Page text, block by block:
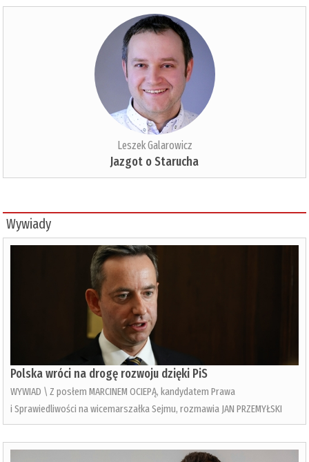
Leszek Galarowicz
Jazgot o Starucha
Wywiady
Polska wróci na drogę rozwoju dzięki PiS
WYWIAD \ Z posłem MARCINEM OCIEPĄ, kandydatem Prawa
i Sprawiedliwości na wicemarszałka Sejmu, rozmawia JAN PRZEMYŁSKI